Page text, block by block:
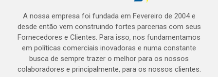
A nossa empresa foi fundada em Fevereiro de 2004 e
desde então vem construindo fortes parcerias com seus
Fornecedores e Clientes. Para isso, nos fundamentamos
em políticas comerciais inovadoras e numa constante
busca de sempre trazer o melhor para os nossos
colaboradores e principalmente, para os nossos clientes.